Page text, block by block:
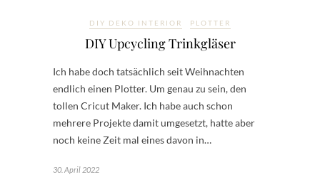
DIY DEKO INTERIOR PLOTTER
DIY Upcycling Trinkgläser
Ich habe doch tatsächlich seit Weihnachten
endlich einen Plotter. Um genau zu sein, den
tollen Cricut Maker. Ich habe auch schon
mehrere Projekte damit umgesetzt, hatte aber
noch keine Zeit mal eines davon in…
30. April 2022